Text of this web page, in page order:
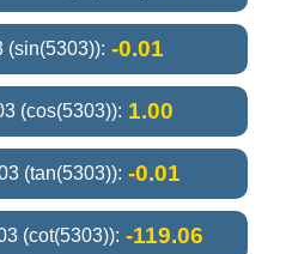
(sin(5303)): -0.01
(cos(5303)): 1.00
(tan(5303)): -0.01
(cot(5303)): -119.06